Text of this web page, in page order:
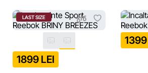
LAST SIZE
1899 LEI
1399